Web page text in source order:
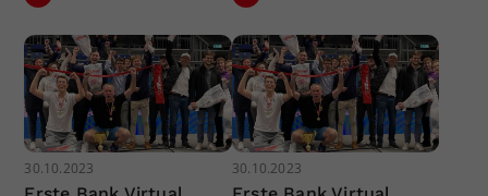
30.10.2023 30.10.2023